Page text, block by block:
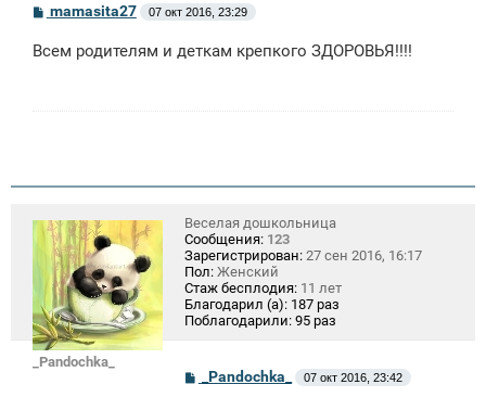
С
б
mamasita27 07 окт 2016, 23:29
Всем родителям и деткам крепкого ЗДОРОВЬЯ!!!!
_Pandochka_
Веселая дошкольница
Сообщения: 123
Зарегистрирован: 27 сен 2016, 16:17
Пол: Женский
Стаж бесплодия: 11 лет
Благодарил (а): 187 раз
Поблагодарили: 95 раз
_Pandochka_ 07 окт 2016, 23:42